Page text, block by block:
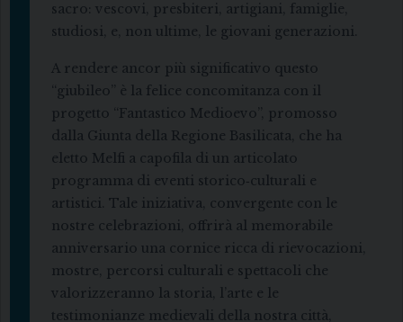
sacro: vescovi, presbiteri, artigiani, famiglie,
studiosi, e, non ultime, le giovani generazioni.
A rendere ancor più significativo questo
“giubileo” è la felice concomitanza con il
progetto “Fantastico Medioevo”, promosso
dalla Giunta della Regione Basilicata, che ha
eletto Melfi a capofila di un articolato
programma di eventi storico‑culturali e
artistici. Tale iniziativa, convergente con le
nostre celebrazioni, offrirà al memorabile
anniversario una cornice ricca di rievocazioni,
mostre, percorsi culturali e spettacoli che
valorizzeranno la storia, l’arte e le
testimonianze medievali della nostra città,